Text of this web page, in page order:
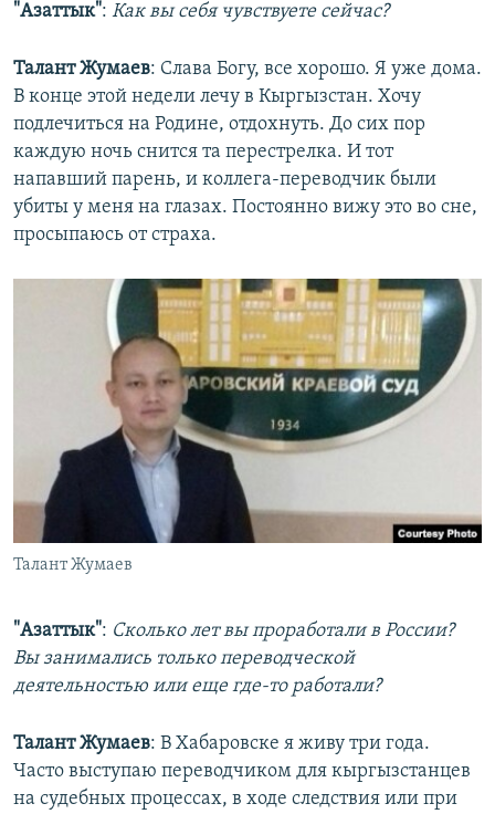
"Азаттык": Как вы себя чувствуете сейчас?
Талант Жумаев: Слава Богу, все хорошо. Я уже дома.
В конце этой недели лечу в Кыргызстан. Хочу
подлечиться на Родине, отдохнуть. До сих пор
каждую ночь снится та перестрелка. И тот
напавший парень, и коллега-переводчик были
убиты у меня на глазах. Постоянно вижу это во сне,
просыпаюсь от страха.
Талант Жумаев
"Азаттык": Сколько лет вы проработали в России?
Вы занимались только переводческой
деятельностью или еще где-то работали?
Талант Жумаев: В Хабаровске я живу три года.
Часто выступаю переводчиком для кыргызстанцев
на судебных процессах, в ходе следствия или при